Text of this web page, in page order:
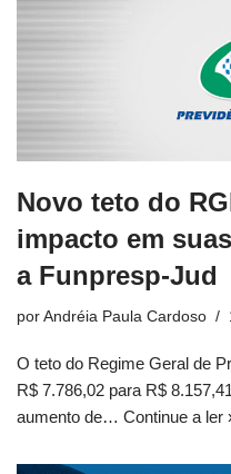
Novo teto do
impacto em
a Funpresp-Jud
por Andréia Paula Cardoso
O teto do Regime Geral de
R$ 7.786,02 para R$
aumento de… Continue a ler